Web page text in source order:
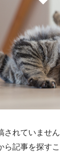
されていませ
ら記事を探すこ